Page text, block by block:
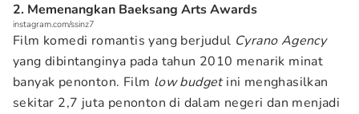
2. Memenangkan Baeksang Arts Awards
instagram.com/ssinz7
Film komedi romantis yang berjudul Cyrano Agency
yang dibintanginya pada tahun 2010 menarik minat
banyak penonton. Film low budgetini menghasilkan
sekitar 2,7 juta penonton di dalam negeri dan menjadi